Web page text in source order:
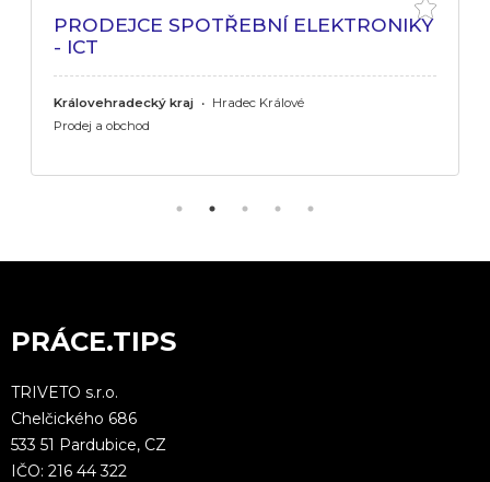
PRODEJCE SPOTŘEBNÍ ELEKTRONIKY
- ICT
Královehradecký kraj • Hradec Králové
Prodej a obchod
PRÁCE.TIPS
TRIVETO s.r.o.
Chelčického 686
533 51 Pardubice, CZ
IČO: 216 44 322